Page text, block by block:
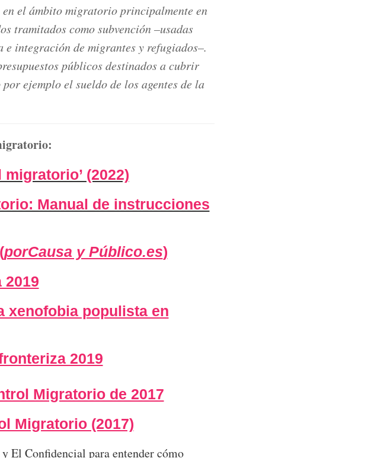
en el ámbito migratorio principalmente en
tramitados como subvención –usadas
integración de migrantes y refugiados–.
públicos destinados a cubrir
ejemplo el sueldo de los agentes de la
(2022)
Manual de instrucciones
porCausa y Público.es)
xenofobia populista en
2019
Migratorio de 2017
Migratorio (2017)